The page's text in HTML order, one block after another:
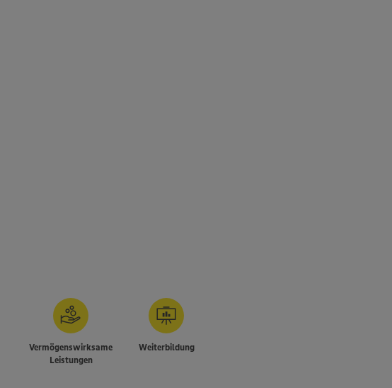
Vermögenswirksame
Leistungen
Weiterbildung